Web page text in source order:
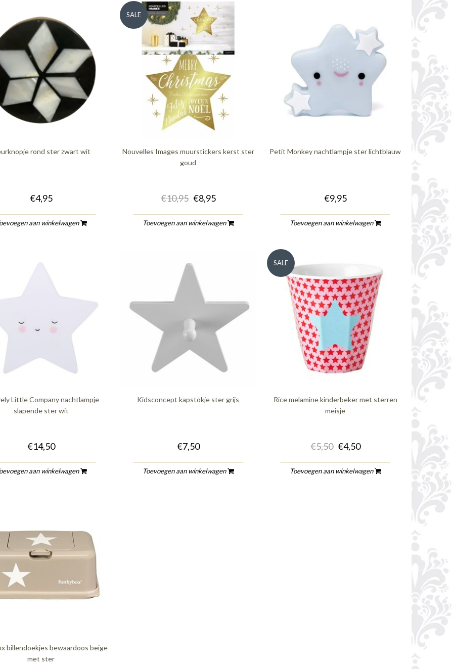
rond ster zwart wit
€4,95
aan winkelwagen
SALE
Nouvelles Images muurstickers kerst ster
goud
€10,95 €8,95
Toevoegen aan winkelwagen
Petit Monkey nachtlampje ster lichtblauw
€9,95
Toevoegen aan winkelwagen
Little Company nachtlampje
slapende ster wit
€14,50
aan winkelwagen
Kidsconcept kapstokje ster grijs
€7,50
Toevoegen aan winkelwagen
SALE
Rice melamine kinderbeker met sterren
meisje
€5,50 €4,50
Toevoegen aan winkelwagen
billendoekjes bewaardoos beige
met ster